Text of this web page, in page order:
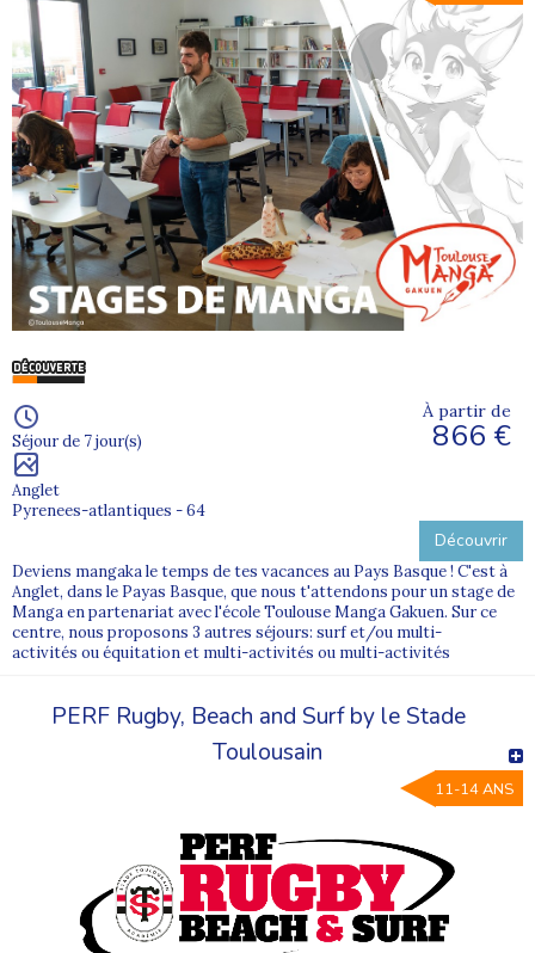
Séjour de 7 jour(s)
Anglet
Pyrenees-atlantiques - 64
À partir de
866 €
Découvrir
Deviens mangaka le temps de tes vacances au Pays Basque ! C'est à
Anglet, dans le Payas Basque, que nous t'attendons pour un stage de
Manga en partenariat avec l'école Toulouse Manga Gakuen. Sur ce
centre, nous proposons 3 autres séjours: surf et/ou multi-
activités ou équitation et multi-activités ou multi-activités
PERF Rugby, Beach and Surf by le Stade
Toulousain
11-14 ANS